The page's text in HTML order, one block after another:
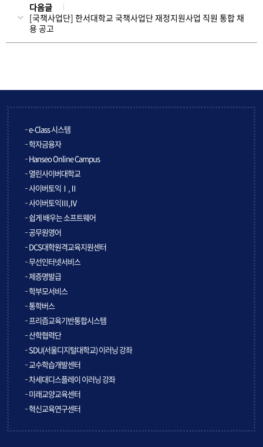
다음글
[국책사업단] 한서대학교 국책사업단 재정지원사업 직원 통합 채
용 공고
e-Class 시스템
학자금융자
Hanseo Online Campus
열린사이버대학교
사이버토익Ⅰ,Ⅱ
사이버토익Ⅲ,Ⅳ
쉽게 배우는 소프트웨어
공무원영어
DCS대학원격교육지원센터
무선인터넷서비스
제증명발급
학부모서비스
통학버스
프리즘교육기반통합시스템
산학협력단
SDU(서울디지털대학교) 이러닝 강좌
교수학습개발센터
차세대디스플레이 이러닝 강좌
미래교양교육센터
혁신교육연구센터